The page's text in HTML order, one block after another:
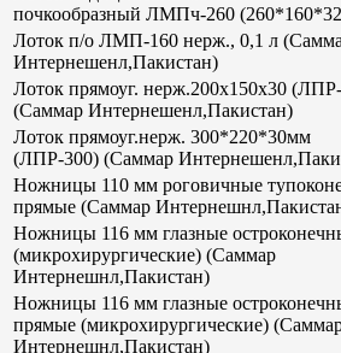
почкообразный ЛМПч-260
Лоток п/о ЛМП-160 нерж., 0,1 л
Интернешенл,Пакистан)
Лоток прямоуг. нерж.200х150х30
(Саммар Интернешенл,Пакистан)
Лоток прямоуг.нерж. 300*220*30мм
(ЛПР-300) (Саммар
Ножницы 110 мм роговичные
прямые (Саммар
Ножницы 116 мм глазные
(микрохирургические) (Саммар
Интернешнл,Пакистан)
Ножницы 116 мм глазные
прямые (микрохирургические)
Интернешнл,Пакистан)